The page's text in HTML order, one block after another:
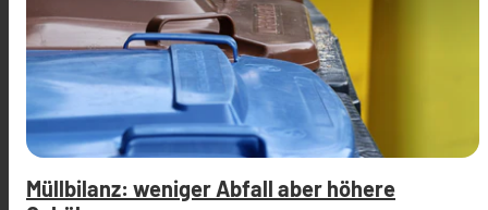
Müllbilanz: weniger Abfall aber höhere